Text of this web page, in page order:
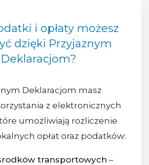
i opłaty możesz
dzięki Przyjaznym
Deklaracjom?
Deklaracjom masz
z elektronicznych
umożliwiają rozliczenie
opłat oraz podatków:
transportowych –